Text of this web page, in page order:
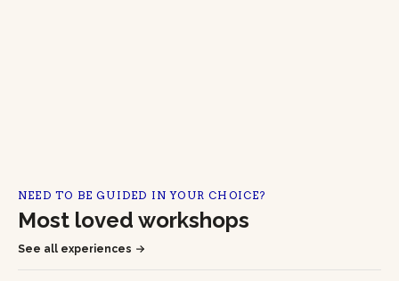
NEED TO BE GUIDED IN YOUR CHOICE?
Most loved workshops
See all experiences